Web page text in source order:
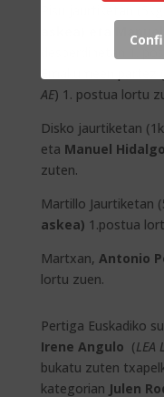
askea) eta
desberdinetan 1.
Emakumeen partez
AE) 1. postua lortu
Disko jaurtiketan
eta Manuel Hidalgo
zuten.
Martillo Jaurtiketan
askea) 1.postua
Martxan, Antonio
lortu zuen.
Pertiga Euskadiko
Irene Angulo (LEA
bukatu zuten
kategorian Julen